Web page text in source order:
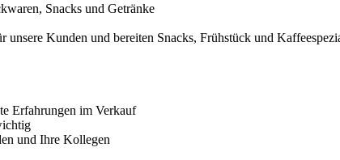
Snacks und Getränke
Kunden und bereiten Snacks, Frühstück und
Erfahrungen im Verkauf
und Ihre Kollegen